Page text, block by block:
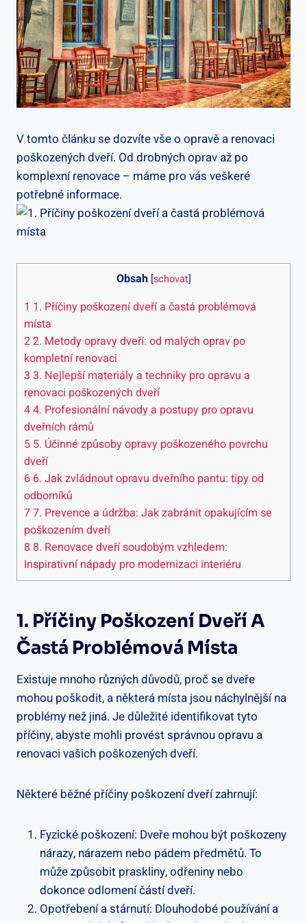
V tomto článku se dozvíte vše o opravě a renovaci
poškozených dveří. Od drobných oprav až po
komplexní renovace – máme pro vás veškeré
potřebné informace.
Obsah [schovat]
1 1. Příčiny poškození dveří a častá problémová
místa
22. Metody opravy dveří: od malých oprav po
kompletní renovaci
3 3. Nejlepší materiály a techniky pro opravu a
renovaci poškozených dveří
44. Profesionální návody a postupy pro opravu
dveřních rámů
5 5. Účinné způsoby opravy poškozeného povrchu
dveří
6 6. Jak zvládnout opravu dveřního pantu: tipy od
odborníků
77. Prevence a údržba: Jak zabránit opakujícím se
poškozením dveří
8 8. Renovace dveří soudobým vzhledem:
Inspirativní nápady pro modernizaci interiéru
1. Příčiny Poškození Dveří A
Častá Problémová Místa
Existuje mnoho různých důvodů, proč se dveře
mohou poškodit, a některá místa jsou náchylnější na
problémy než jiná. Je důležité identifikovat tyto
příčiny, abyste mohli provést správnou opravu a
renovaci vašich poškozených dveří.
Některé běžné příčiny poškození dveří zahrnují:
Fyzické poškození: Dveře mohou být poškozeny
nárazy, nárazem nebo pádem předmětů. To
může způsobit praskliny, odřeniny nebo
dokonce odlomení částí dveří.
Opotřebení a stárnutí: Dlouhodobé používání a